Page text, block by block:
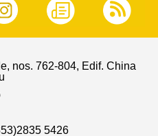
nos. 762-804, Edif. China
5426